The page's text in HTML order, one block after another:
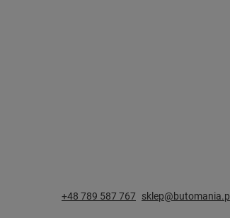
+48 789 587 767 sklep@butomania.pl